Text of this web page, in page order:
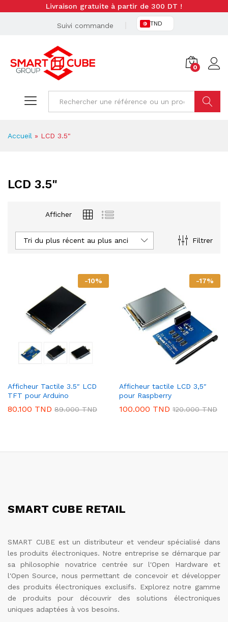
Livraison gratuite à partir de 300 DT !
Suivi commande TND
0
Accueil » LCD 3.5"
LCD 3.5"
Afficher
Filtrer
Tri du plus récent au plus ancien
-10%
Afficheur Tactile 3.5″ LCD
TFT pour Arduino
80.100 TND 89.000TND
-17%
Afficheur tactile LCD 3,5″
pour Raspberry
100.000 TND 120.000TND
SMART CUBE RETAIL
SMART CUBE est un distributeur et vendeur spécialisé dans
les produits électroniques. Notre entreprise se démarque par
sa philosophie novatrice centrée sur l'Open Hardware et
l'Open Source, nous permettant de concevoir et développer
des produits électroniques exclusifs. Explorez notre gamme
de produits pour découvrir des solutions électroniques
uniques adaptées à vos besoins.